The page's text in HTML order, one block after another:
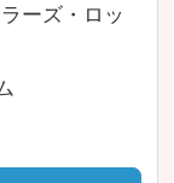
ーズ・ロッ